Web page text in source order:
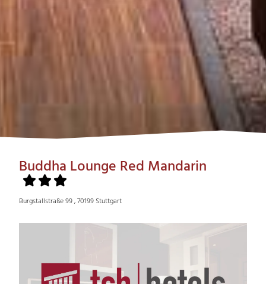
Buddha Lounge Red Mandarin
Burgstallstraße 99 , 70199 Stuttgart